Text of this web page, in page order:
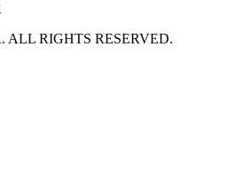
ALL RIGHTS RESERVED.